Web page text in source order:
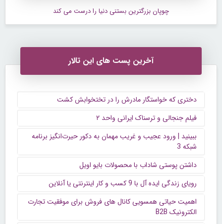
چوپان بزرگترین بستنی دنیا را درست می کند
آخرین پست های این تالار
دختری که خواستگار مادرش را در تختخوابش کشت
فیلم جنجالی و ترسناک ایرانی واحد ۲
ببینید | ورود عجیب و غریب مهمان به دکور حیرت‌انگیز برنامه
شبکه 3
داشتن پوستی شاداب با محصولات بایو اویل
رویای زندگی ایده آل با 9 کسب و کار اینترنتی یا آنلاین
اهمیت حیاتی همسویی کانال های فروش برای موفقیت تجارت
الکترونیک B2B